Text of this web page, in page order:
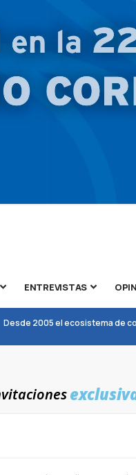
ENTREVISTAS
Desde 2005 el ecosistema de